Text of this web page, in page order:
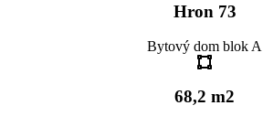
Hron 73
Bytový dom blok A
68,2 m2